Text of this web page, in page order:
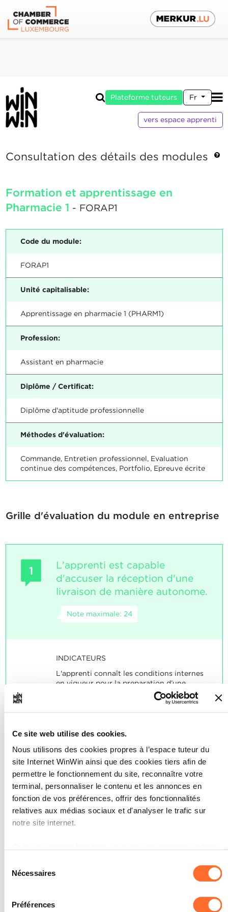
Ce site web utilise des cookies.
Nous utilisons des cookies propres à l’espace tuteur du
site Internet WinWin ainsi que des cookies tiers afin de
permettre le fonctionnement du site, reconnaître votre
terminal, personnaliser le contenu et les annonces en
fonction de vos préférences, offrir des fonctionnalités
relatives aux médias sociaux et d'analyser le trafic sur
notre site internet.
l’exception des cookies strictement nécessaires au
fonctionnement du site. Une description des différents
cookies est accessible sous l’onglet « Détails » ci-dessus.
Nécessaires
Préférences
Plateforme tuteurs Fr
vers espace apprenti
Consultation des détails des modules
Formation et apprentissage en
Pharmacie 1 - FORAP1
Code du module:
FORAP1
Unité capitalisable:
Apprentissage en pharmacie 1 (PHARM1)
Profession:
Assistant en pharmacie
Diplôme / Certificat:
Diplôme d'aptitude professionnelle
Méthodes d'évaluation:
Commande, Entretien professionnel, Evaluation
continue des compétences, Portfolio, Epreuve écrite
Grille d'évaluation du module en entreprise
1
L'apprenti est capable
d'accuser la réception d'une
livraison de manière autonome.
Note maximale: 24
INDICATEURS
L'apprenti connaît les conditions internes
en vigueur pour la preparation d’une
commande. L'apprenti identifie les
produits livrés. L'apprenti vérifie que la
livraison des produits corresponde à la
anomalies éventuelles par rapport à la
manifestes des marchandises livrées.
L'apprenti est attentif aux dates de
péremption. L'apprenti enregistre
correctement l'ensemble des produits.
SOCLES
L'apprenti a satisfait à la majorité des
indicateurs ci-contre.